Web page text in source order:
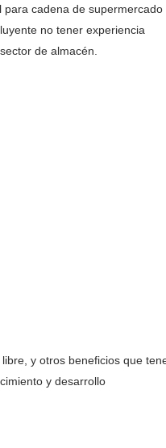
para cadena de supermercado
no tener experiencia
de almacén.
y otros beneficios que
y desarrollo